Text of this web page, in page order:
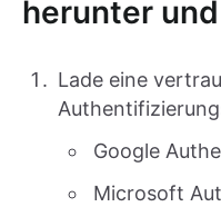
herunter
Lade eine
Google
Microsoft